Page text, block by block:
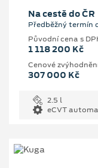
Na cestě do ČR
Předběžný termín
Původní cena s
1 118 200 Kč
Cenové
307 000 Kč
2.5 l
eCVT